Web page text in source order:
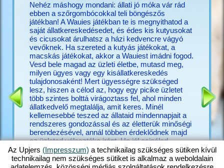
Nehéz máshogy mondani: állati jó móka vár rád
ebben a szőrgombócokkal teli böngészős
játékban! A Wauies játékban te is megnyithatod a
saját állatkereskedésedet, és édes kis kutyusokat
és cicusokat árulhatsz a házi kedvencre vágyó
vevőknek. Ha szereted a kutyás játékokat, a
macskás játékokat, akkor a Wauiest imádni fogod.
Vesd bele magad az üzleti életbe, mutasd meg,
milyen ügyes vagy egy kisállatkereskedés
tulajdonosaként! Mert ügyességre szükséged
lesz, hiszen a célod az, hogy egy picike üzletet
több szintes bolttá virágoztass fel, ahol minden
állatkedvelő megtalálja, amit keres. Minél
kellemesebbé teszed az állataid mindennapjait a
rendszeres gondozással és az életterük minőségi
berendezésével, annál többen érdeklődnek majd
az üzleted választéka iránt. Ha jól csinálod,
hatalmas tolongás lesz a boltodban. Ne sajnáld hát
az időt, tedd boldoggá a csivaváidat egy kis
játékkal, adj enni a labradoroknak, gondozd a
játék,
más,
az
animált
legyen,
új
is
Az Upjers (Impresszum) a technikailag szükséges sütiken kívül
technikailag nem szükséges sütiket is alkalmaz a weboldalain